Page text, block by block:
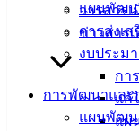
แผนพัฒน
การส่งเ
งบประม
กา
แก้
แผ
วารสาร
ข่าวสาร
การพัฒนาและ
แผนพัฒน
เทศบาลเมือง
อ่างศิลา 90/338
ม.3 ต.เสม็ด
อ.เมือง จ.ชลบุรี
20000